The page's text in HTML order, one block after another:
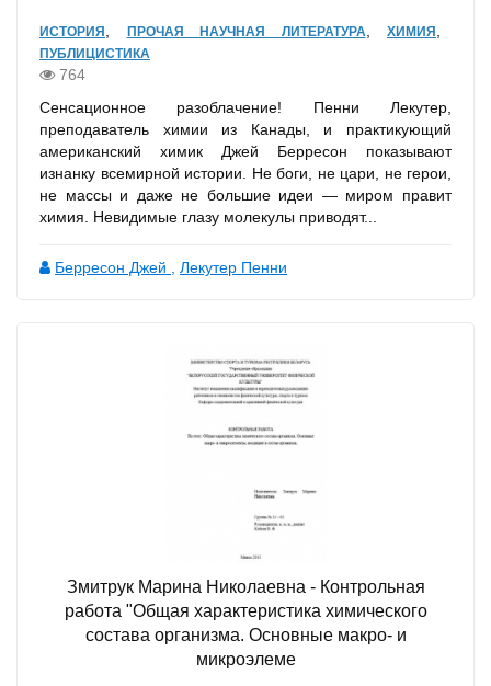
ИСТОРИЯ ПРОЧАЯ НАУЧНАЯ ЛИТЕРАТУРА ХИМИЯ
ПУБЛИЦИСТИКА
764
Сенсационное разоблачение! Пенни Лекутер,
преподаватель химии из Канады, и практикующий
американский химик Джей Берресон показывают
изнанку всемирной истории. Не боги, не цари, не герои,
не массы и даже не большие идеи — миром правит
химия. Невидимые глазу молекулы приводят...
Берресон Джей Лекутер Пенни
Змитрук Марина Николаевна - Контрольная
работа "Общая характеристика химического
состава организма. Основные макро- и
микроэлеме